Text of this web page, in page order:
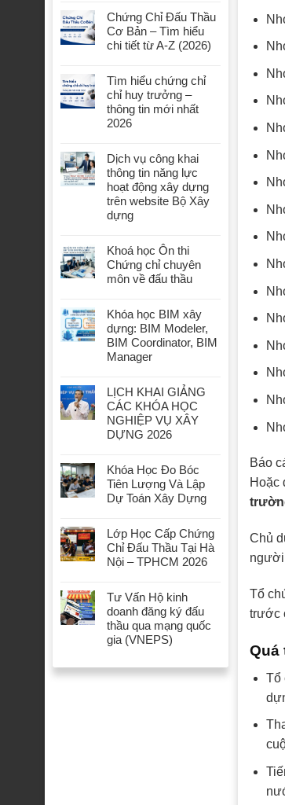
Chứng Chỉ Đấu Thầu
Cơ Bản – Tìm hiểu
chi tiết từ A-Z (2026)
Tìm hiểu chứng chỉ
chỉ huy trưởng –
thông tin mới nhất
2026
Dịch vụ công khai
thông tin năng lực
hoạt động xây dựng
trên website Bộ Xây
dựng
Khoá học Ôn thi
Chứng chỉ chuyên
môn về đấu thầu
Khóa học BIM xây
dựng: BIM Modeler,
BIM Coordinator, BIM
Manager
LỊCH KHAI GIẢNG
CÁC KHÓA HỌC
NGHIỆP VỤ XÂY
DỰNG 2026
Khóa Học Đo Bóc
Tiên Lượng Và Lập
Dự Toán Xây Dựng
Lớp Học Cấp Chứng
Chỉ Đấu Thầu Tại Hà
Nội – TPHCM 2026
Tư Vấn Hộ kinh
doanh đăng ký đấu
thầu qua mạng quốc
gia (VNEPS)
Báo
Hoặc
Chủ
người
Tổ
trước
Quá
Tổ